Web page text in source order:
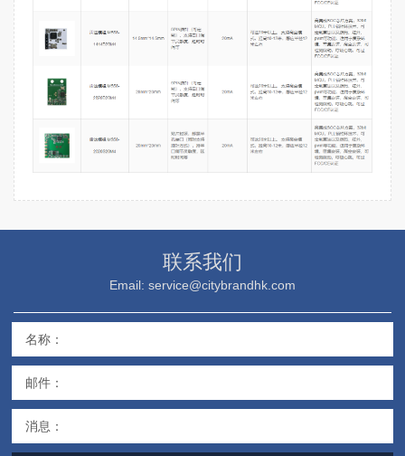
联系我们
Email: service@citybrandhk.com
名称：
邮件：
消息：